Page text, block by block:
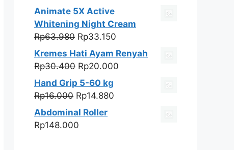
aslinya
adalah:
Rp250.000.
ini
Animate 5X Active
Whitening Night Cream
Rp63.980 Harga
aslinya
adalah:
Rp63.980.
Rp33.150
saat
ini
Kremes Hati Ayam Renyah
Rp30.400 Harga
aslinya
adalah:
Rp30.400.
Rp20.000
Hand Grip 5-60 kg
Rp16.000 Harga
aslinya
adalah:
Rp14.880
Abdominal Roller
Rp148.000